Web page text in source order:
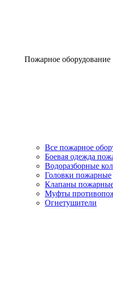
Пожарное оборудование
Все пожарное
Боевая одежда
Водоразборные
Головки пожарные
Клапаны
Муфты
Огнетушители